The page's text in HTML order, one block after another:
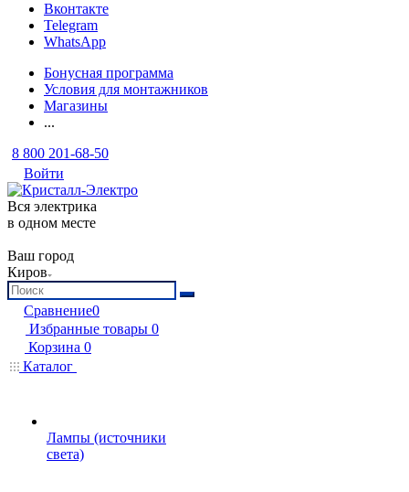
Вконтакте
Telegram
WhatsApp
Бонусная программа
Условия для монтажников
Магазины
...
8 800 201-68-50
Войти
Вся электрика
в одном месте
Ваш город
Киров
Сравнение0
Избранные товары 0
Корзина 0
Каталог
Лампы (источники
света)